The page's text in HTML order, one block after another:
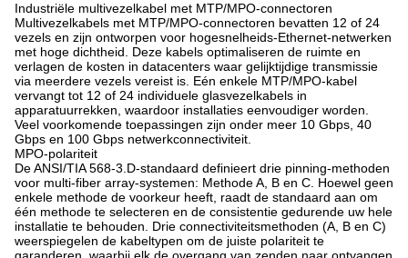
Industriële multivezelkabel met MTP/MPO-connectoren
Multivezelkabels met MTP/MPO-connectoren bevatten 12 of 24
vezels en zijn ontworpen voor hogesnelheids-Ethernet-netwerken
met hoge dichtheid. Deze kabels optimaliseren de ruimte en
verlagen de kosten in datacenters waar gelijktijdige transmissie
via meerdere vezels vereist is. Eén enkele MTP/MPO-kabel
vervangt tot 12 of 24 individuele glasvezelkabels in
apparatuurrekken, waardoor installaties eenvoudiger worden.
Veel voorkomende toepassingen zijn onder meer 10 Gbps, 40
Gbps en 100 Gbps netwerkconnectiviteit.
MPO-polariteit
De ANSI/TIA 568-3.D-standaard definieert drie pinning-methoden
voor multi-fiber array-systemen: Methode A, B en C. Hoewel geen
enkele methode de voorkeur heeft, raadt de standaard aan om
één methode te selecteren en de consistentie gedurende uw hele
installatie te behouden. Drie connectiviteitsmethoden (A, B en C)
weerspiegelen de kabeltypen om de juiste polariteit te